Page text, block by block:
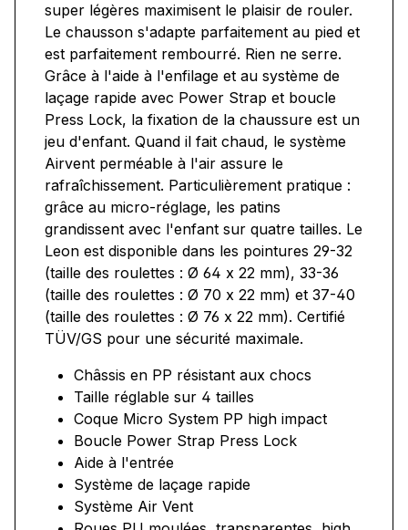
super légères maximisent le plaisir de rouler.
Le chausson s'adapte parfaitement au pied et
est parfaitement rembourré. Rien ne serre.
Grâce à l'aide à l'enfilage et au système de
laçage rapide avec Power Strap et boucle
Press Lock, la fixation de la chaussure est un
jeu d'enfant. Quand il fait chaud, le système
Airvent perméable à l'air assure le
rafraîchissement. Particulièrement pratique :
grâce au micro-réglage, les patins
grandissent avec l'enfant sur quatre tailles. Le
Leon est disponible dans les pointures 29-32
(taille des roulettes : Ø 64 x 22 mm), 33-36
(taille des roulettes : Ø 70 x 22 mm) et 37-40
(taille des roulettes : Ø 76 x 22 mm). Certifié
TÜV/GS pour une sécurité maximale.
Châssis en PP résistant aux chocs
Taille réglable sur 4 tailles
Coque Micro System PP high impact
Boucle Power Strap Press Lock
Aide à l'entrée
Système de laçage rapide
Système Air Vent